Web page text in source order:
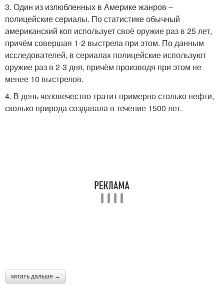
Малоизвестные факты Факты из жизни
Дикие факты Занимательные факты
3. Один из излюбленных в Америке жанров –
полицейские сериалы. По статистике обычный
американский коп использует своё оружие раз в 25 лет,
причём совершая 1-2 выстрела при этом. По данным
исследователей, в сериалах полицейские используют
оружие раз в 2-3 дня, причём производя при этом не
менее 10 выстрелов.
4. В день человечество тратит примерно столько нефти,
сколько природа создавала в течение 1500 лет.
читать дальше →